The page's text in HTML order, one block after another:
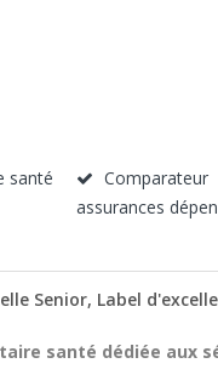
santé
Comparateur
assurances
Senior, Label
santé dédiée aux